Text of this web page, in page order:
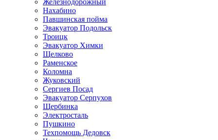
Нахабино
Павшинская пойма
Эвакуатор Подольск
Троицк
Эвакуатор Химки
Щелково
Раменское
Коломна
Жуковский
Сергиев Посад
Эвакуатор Серпухов
Щербинка
Электросталь
Пушкино
Техпомощь Дедовск